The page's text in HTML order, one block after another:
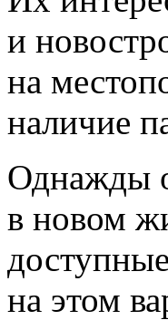
и
на
наличие
Однажды
в новом
на этом